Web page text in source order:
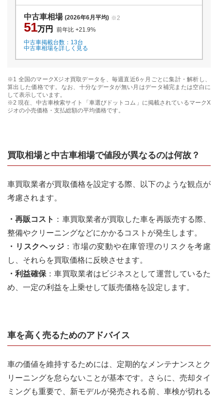
中古車相場 (2026年6月平均) ※2
51万円 前年比 +21.9%
中古車掲載台数： 13台
中古車相場を詳しく見る
※1 全国のマークXジオ買取データを、毎週直近6ヶ月ごとに集計・解析し、
算出した価格です。なお、十分なデータが無い月はデータ補完または空白に
して表示しています。
※2 現在、中古車検索サイト「車選びドットコム」に掲載されているマークX
ジオの小売価格・支払総額の平均価格です。
買取相場と中古車相場で値段が異なるのは何故？
車買取業者が買取価格を設定する際、以下のような観点が
考慮されます。
・再販コスト ：車買取業者が買取した車を再販売する際、
整備やクリーニングなどにかかるコストが発生します。
・リスクヘッジ ：市場の変動や在庫管理のリスクを考慮
し、それらを買取価格に反映させます。
・利益確保 ：車買取業者はビジネスとして運営しているた
め、一定の利益を上乗せして販売価格を設定します。
車を高く売るためのアドバイス
車の価値を維持するためには、定期的なメンテナンスとク
リーニングを怠らないことが基本です。さらに、売却タイ
ミングも重要で、新モデルが発売される前、車検が切れる